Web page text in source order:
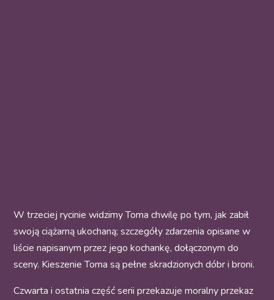
W trzeciej rycinie widzimy Toma chwilę po tym, jak zabił
swoją ciążarną ukochaną; szczegóły zdarzenia opisane w
liście napisanym przez jego kochankę, dołączonym do
sceny. Kieszenie Toma są pełne skradzionych dóbr i broni.
Czwarta i ostatnia część serii przekazuje moralny przekaz